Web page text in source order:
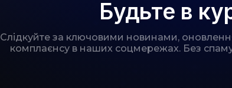
Будьте в
Слідкуйте за ключовими новинами,
комплаєнсу в наших соцмережах. Без